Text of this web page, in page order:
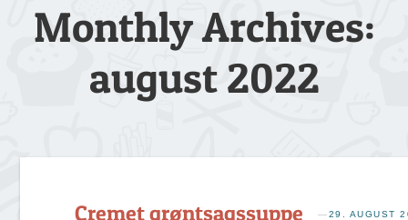
Monthly Archives:
august 2022
Cremet grøntsagssuppe —29. AUGUST